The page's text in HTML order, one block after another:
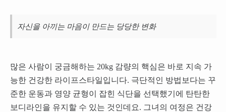
자신을 아끼는 마음이 만드는 당당한 변화
많은 사람이 궁금해하는 20kg 감량의 핵심은 바로 지속 가
능한 건강한 라이프스타일입니다. 극단적인 방법보다는 꾸
준한 운동과 영양 균형이 잡힌 식단을 선택했기에 탄탄한
보디라인을 유지할 수 있는 것인데요. 그녀의 여정은 건강